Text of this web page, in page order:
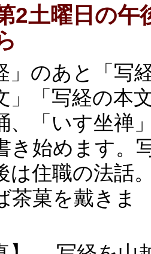
2土曜日の午
」のあと「写
」「写経の本
、「いす坐禅
き始めます。
は住職の法話
茶菓を戴きま